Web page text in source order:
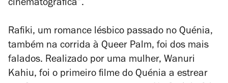
cinematográfica”.
Rafiki, um romance lésbico passado no Quénia,
também na corrida à Queer Palm, foi dos mais
falados. Realizado por uma mulher, Wanuri
Kahiu, foi o primeiro filme do Quénia a estrear